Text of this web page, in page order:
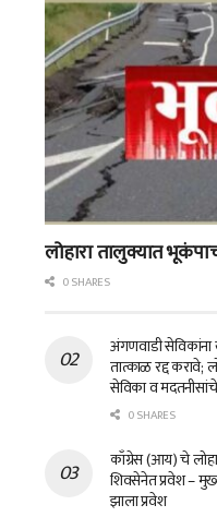
लोहारा तालुक्यात
0 SHARES
अंगणवाडी
तात्काळ रद्द करावे;
सेविका व
0 SHARES
काँग्रेस (आय) चे
शिवसेनेत प्रवेश –
झाला प्रवेश